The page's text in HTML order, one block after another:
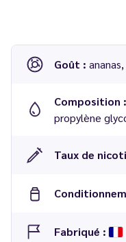
Goût :
Composition :
propylène
Taux de
Fabriqué :